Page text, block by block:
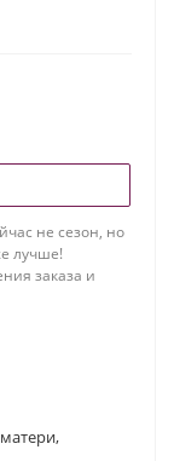
не сезон, но
лучше!
заказа и